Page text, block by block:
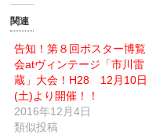
て
メ
ー
ル
で
送
信
(新
し
い
ウ
し
い
ウ
ィ
ン
ド
ウ
で
開
関連
告知！第８回ポスター博覧
会atヴィンテージ「市川雷
蔵」大会！H28 12月10日
(土)より開催！！
2016年12月4日
類似投稿